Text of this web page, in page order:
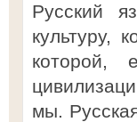
Русский
культуру,
которой,
мы.